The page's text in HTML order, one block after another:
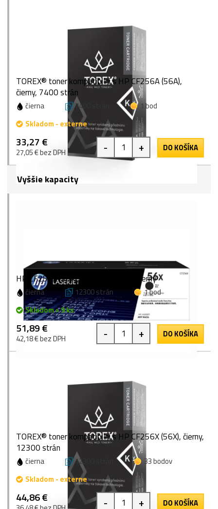
TOREX® toner kompatibilní s HP CF256A (56A),
čierny, 7400 strán
čierna 7400 strán
1 bod
Skladom - externe
33,27 €
27,05 € bez DPH - + DO KOŠÍKA
Vyššie kapacity
HP CF256X (56X), originálny toner, čierny
čierna 12300 strán
1 bod
Skladom > 9 ks
51,89 €
42,18 € bez DPH - + DO KOŠÍKA
TOREX® toner kompatibilní s HP CF256X (56X), čierny,
12300 strán
čierna 12300 strán
33 bodov
Skladom - externe
44,86 € - + DO KOŠÍKA